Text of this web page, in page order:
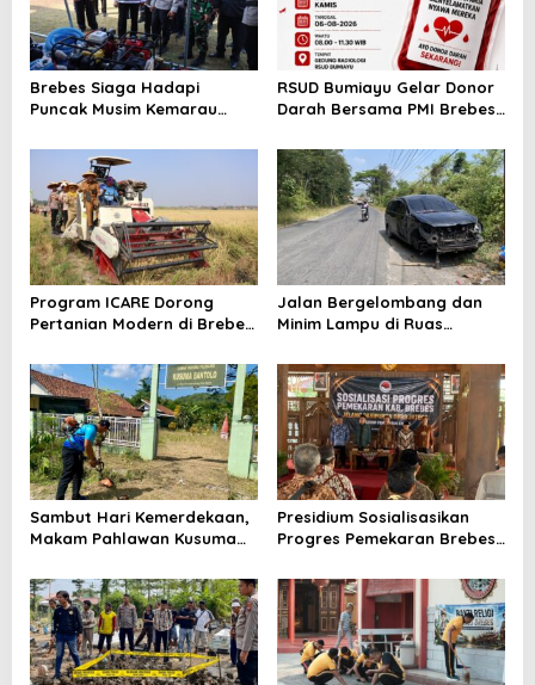
Brebes Siaga Hadapi
Puncak Musim Kemarau
Kesiapsiagaan Bencana dan
Karhutla
RSUD Bumiayu Gelar Donor
Darah Bersama PMI Brebes
Indonesia
Program ICARE Dorong
Pertanian Modern di Brebes,
Tembus 10,2 Ton per Hektare
Jalan Bergelombang dan
Minim Lampu di Ruas
Telan Korban, Innova
Hantam Pohon di
Bantarkawung
Sambut Hari Kemerdekaan,
Makam Pahlawan Kusuma
Dibersihkan
Presidium Sosialisasikan
Progres Pemekaran Brebes
Pansus DPRD Jateng Jadi
Tahap Berikutnya